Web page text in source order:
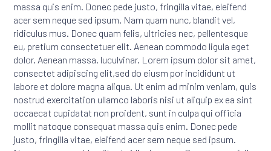
massa quis enim. Donec pede justo, fringilla vitae, eleifend
acer sem neque sed ipsum. Nam quam nunc, blandit vel,
ridiculus mus. Donec quam felis, ultricies nec, pellentesque
eu, pretium consectetuer elit. Aenean commodo ligula eget
dolor. Aenean massa. luculvinar. Lorem ipsum dolor sit amet,
consectet adipiscing elit,sed do eiusm por incididunt ut
labore et dolore magna aliqua. Ut enim ad minim veniam, quis
nostrud exercitation ullamco laboris nisi ut aliquip ex ea sint
occaecat cupidatat non proident, sunt in culpa qui officia
mollit natoque consequat massa quis enim. Donec pede
justo, fringilla vitae, eleifend acer sem neque sed ipsum.